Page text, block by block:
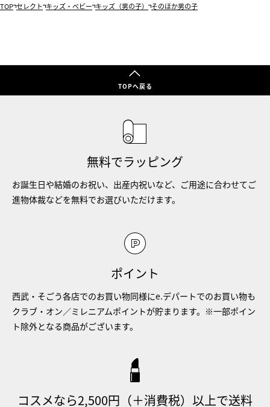
TOP セレクト キッズ・ベビー キッズ（男の子） そのほか男の子
TOPへ戻る
無料でラッピング
お誕生日や結婚のお祝い、出産内祝いなど、ご用途に合わせてご
進物体裁などを無料でお選びいただけます。
ポイント
西武・そごう各店でのお買い物同様にe.デパートでのお買い物も
クラブ・オン／ミレニアムポイントが貯まります。※一部ポイン
ト除外となる商品がございます。
コスメなら2,500円（＋消費税）以上で送料